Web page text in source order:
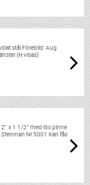
stål Förebild: Aug
(H visas)
x 1 1/2” med lös pinne
Nr 5001 Kan fås